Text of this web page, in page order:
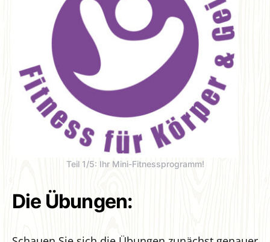
Teil 1/5: Ihr Mini-Fitnessprogramm!
Die Übungen: